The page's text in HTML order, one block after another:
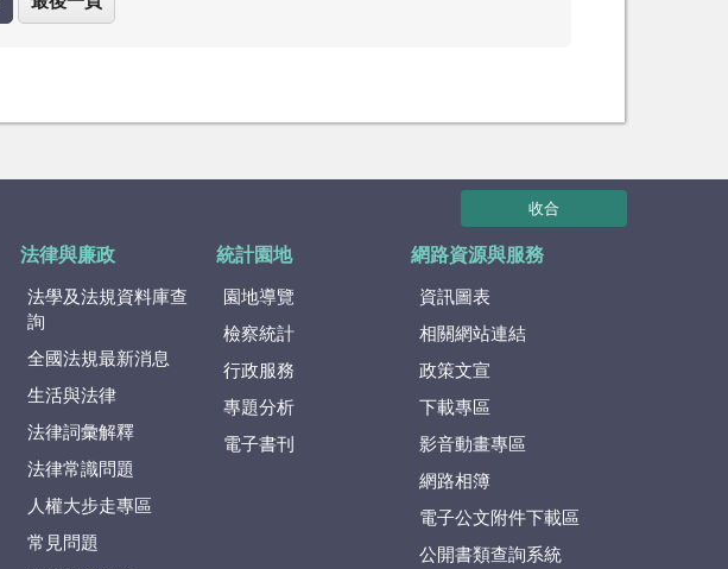
收合
法律與廉政
法學及法規資料庫查
詢
全國法規最新消息
生活與法律
法律詞彙解釋
法律常識問題
人權大步走專區
常見問題
統計園地
園地導覽
檢察統計
行政服務
專題分析
電子書刊
網路資源與服務
資訊圖表
相關網站連結
政策文宣
下載專區
影音動畫專區
網路相簿
電子公文附件下載區
公開書類查詢系統